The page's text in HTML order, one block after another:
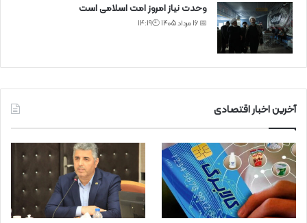
وحدت نیاز امروز امت اسلامی است
📅 16 مرداد 1405 🕙14:19
آخرین اخبار اقتصادی